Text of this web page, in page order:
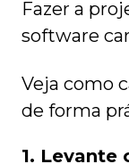
Fazer a
software
Veja como
de forma
1. Levante